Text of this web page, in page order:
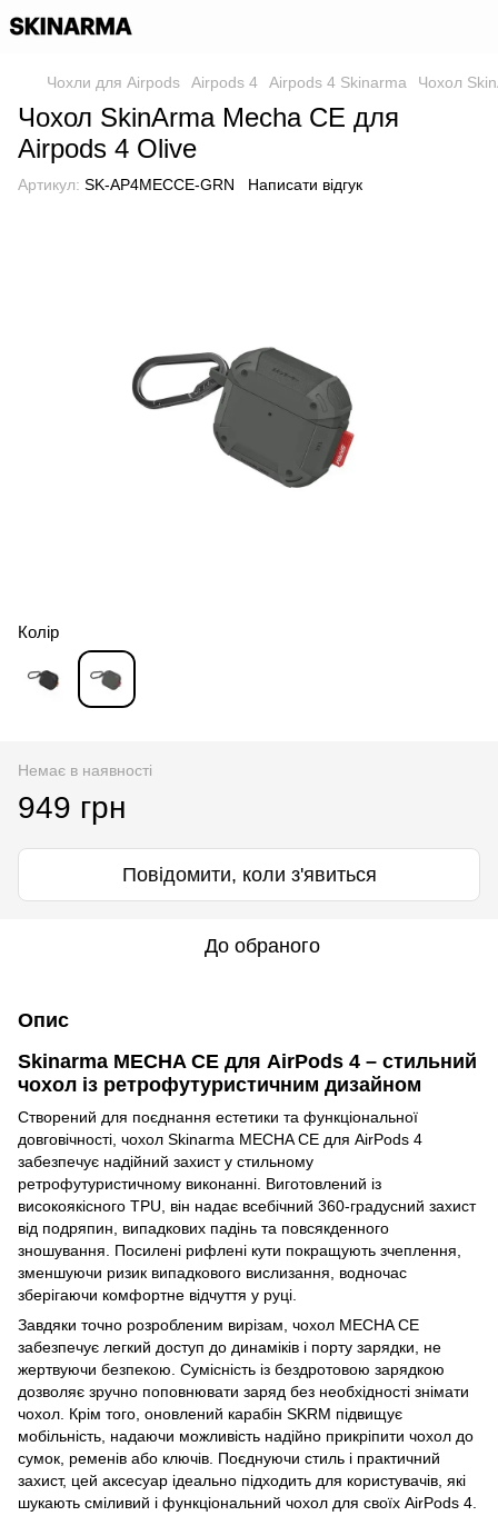
Чохли для Airpods Airpods 4 Airpods 4 Skinarma Чохол
Чохол SkinArma Mecha CE для
Airpods 4 Olive
Артикул: SK-AP4MECCE-GRN Написати відгук
Колір
Немає в наявності
949 грн
Повідомити, коли з'явиться
До обраного
Опис
Skinarma MECHA CE для AirPods 4 – стильний
чохол із ретрофутуристичним дизайном
Створений для поєднання естетики та функціональної
довговічності, чохол Skinarma MECHA CE для AirPods 4
забезпечує надійний захист у стильному
ретрофутуристичному виконанні. Виготовлений із
високоякісного TPU, він надає всебічний 360-градусний захист
від подряпин, випадкових падінь та повсякденного
зношування. Посилені рифлені кути покращують зчеплення,
зменшуючи ризик випадкового вислизання, водночас
зберігаючи комфортне відчуття у руці.
Завдяки точно розробленим вирізам, чохол MECHA CE
забезпечує легкий доступ до динаміків і порту зарядки, не
жертвуючи безпекою. Сумісність із бездротовою зарядкою
дозволяє зручно поповнювати заряд без необхідності знімати
чохол. Крім того, оновлений карабін SKRM підвищує
мобільність, надаючи можливість надійно прикріпити чохол до
сумок, ременів або ключів. Поєднуючи стиль і практичний
захист, цей аксесуар ідеально підходить для користувачів, які
шукають сміливий і функціональний чохол для своїх AirPods 4.